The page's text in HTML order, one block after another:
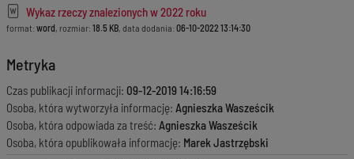
Wykaz rzeczy znalezionych w 2022 roku
format: word, rozmiar: 18.5 KB, data dodania: 06-10-2022 13:14:30
Metryka
Czas publikacji informacji: 09-12-2019 14:16:59
Osoba, która wytworzyła informację: Agnieszka Wasześcik
Osoba, która odpowiada za treść: Agnieszka Wasześcik
Osoba, która opublikowała informację: Marek Jastrzębski